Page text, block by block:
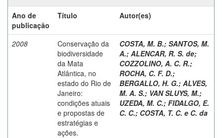
Ano de
publicação
Título Autor(es)
2008
Conservação da
biodiversidade
da Mata
Atlântica, no
estado do Rio de
Janeiro:
condições atuais
e propostas de
estratégias e
ações.
COSTA, M. B.; SANTOS, M.
A.; ALENCAR, R. S. de;
COZZOLINO, A. C. R.;
ROCHA, C. F. D.;
BERGALLO, H. G.; ALVES,
M. A. S.; VAN SLUYS, M.;
UZEDA, M. C.; FIDALGO, E.
C. C.; COSTA, T. C. e C. da